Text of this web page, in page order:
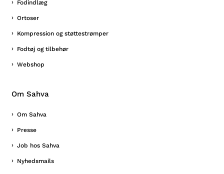
Fodindlæg
Ortoser
Kompression og støttestrømper
Fodtøj og tilbehør
Webshop
Om Sahva
Om Sahva
Presse
Job hos Sahva
Nyhedsmails